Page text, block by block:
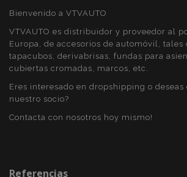
Bienvenido a VTVAUTO
VTVAUTO es distribuidor y proveedor al
Europa, de accesorios de automóvil, tales
tapacubos, derivabrisas, fundas para
cubiertas cromadas, marcos, etc.
Eres interesado en dropshipping o
nuestro socio?
Contacta con nosotros hoy mismo!
Referencias
Cookies de
Cookies de rendimiento